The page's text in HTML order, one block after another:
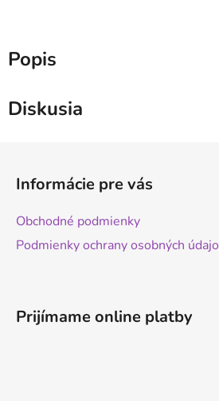
Popis
Diskusia
Informácie pre vás
Obchodné podmienky
Podmienky ochrany osobných
Prijímame online platby